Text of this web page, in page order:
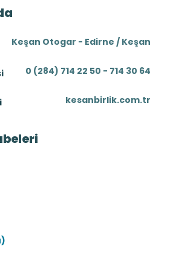
Keşan Otogar - Edirne / Keşan
0 (284) 714 22 50 - 714 30 64
kesanbirlik.com.tr